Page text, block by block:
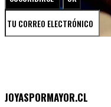
JOYASPORMAYOR.CL